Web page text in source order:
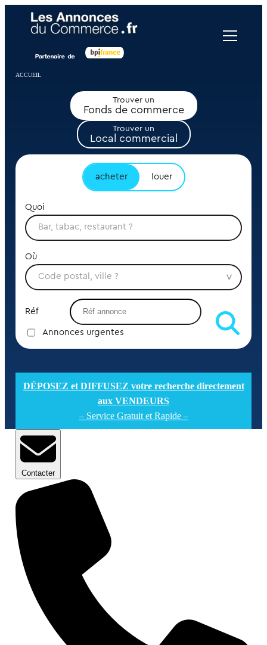
ACCUEIL
Trouver un
Fonds de commerce
Trouver un
Local commercial
acheter louer
Quoi
Où
Réf
Annonces urgentes
DÉPOSEZ et DIFFUSEZ votre recherche directement
aux VENDEURS
– Service Gratuit et Rapide –
Contacter
Panneau de gestion des cookies